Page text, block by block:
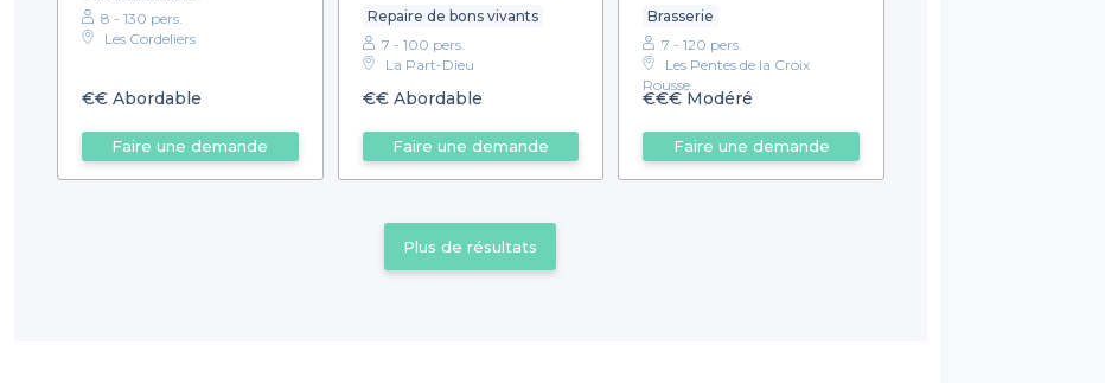
8 - 130 pers.
Les Cordeliers
€€ Abordable
Faire une demande
Repaire de bons vivants
7 - 100 pers.
La Part-Dieu
€€Abordable
Faire une demande
Brasserie
7 - 120 pers.
Les Pentes de la Croix
Rousse
€€€ Modéré
Faire une demande
Plus de résultats